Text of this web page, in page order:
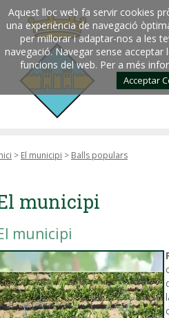
Aquest lloc web fa servir cookies
una experiència de navegació
per millorar i adaptar-nos a les
navegació. Navegar sense
funcions del web. Per a més
Acceptar
> El municipi > Balls populars
municipi
municipi